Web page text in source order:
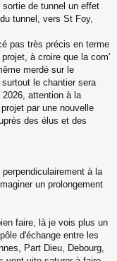
de tunnel un effet
tunnel, vers St Foy,
pas très précis en terme
à croire que la com'
merdé sur le
le chantier sera
attention à la
par une nouvelle
des élus et des
à la
un prolongement
faire, là je vois plus un
d'échange entre les
Part Dieu, Debourg,